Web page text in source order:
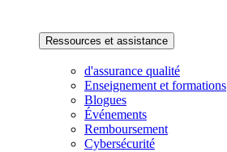
Ressources et assistance
d'assurance qualité
Enseignement et formations
Blogues
Événements
Remboursement
Cybersécurité